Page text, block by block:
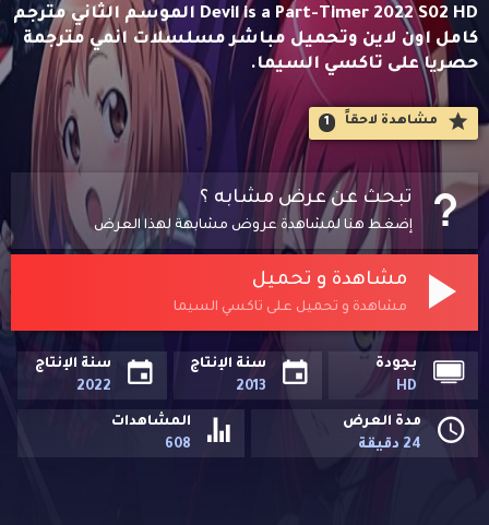
Devil is a Part-Timer 2022 S02 HD الموسم الثاني مترجم
كامل اون لاين وتحميل مباشر مسلسلات انمي مترجمة
حصريا على تاكسي السيما.
مشاهدة لاحقاََ 1
تبحث عن عرض مشابه ؟
إضغط هنا لمشاهدة عروض مشابهة لهذا العرض
مشاهدة و تحميل
مشاهدة و تحميل على تاكسي السيما
بجودة
HD
سنة الإنتاج
2013
سنة الإنتاج
2022
مدة العرض
24 دقيقة
المشاهدات
608